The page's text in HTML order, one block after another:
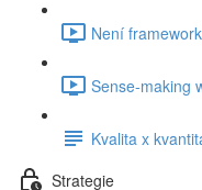
Není
Sense-making
Kvalita x
Strategie